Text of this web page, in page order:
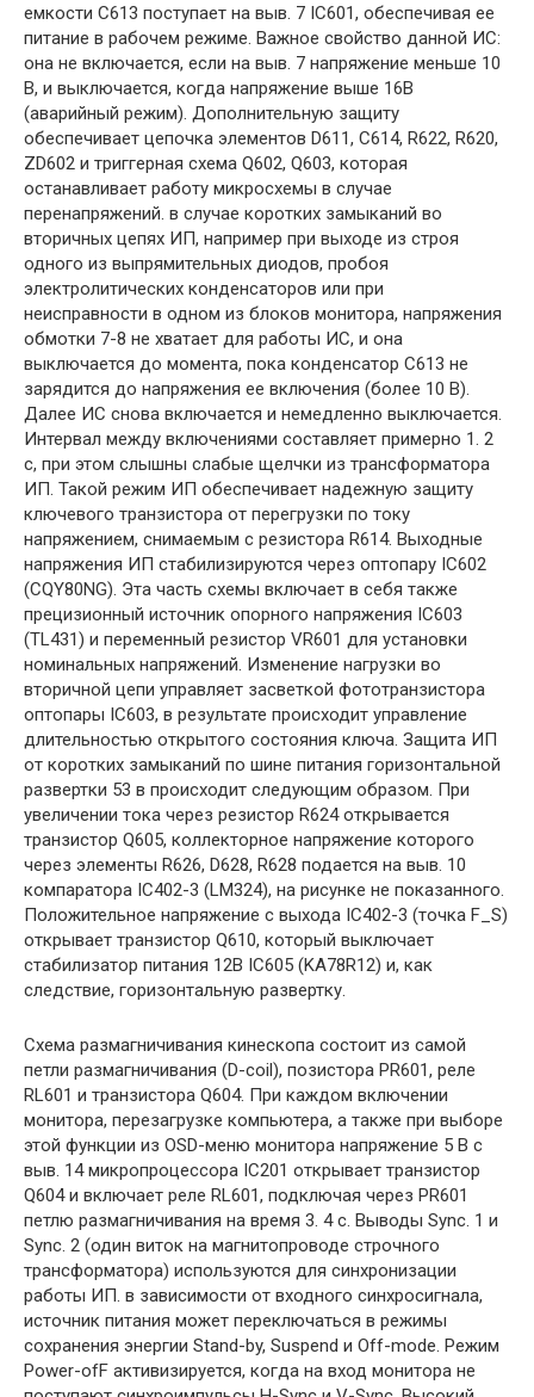
емкости С613 поступает на выв. 7 IC601, обеспечивая ее
питание в рабочем режиме. Важное свойство данной ИС:
она не включается, если на выв. 7 напряжение меньше 10
В, и выключается, когда напряжение выше 16В
(аварийный режим). Дополнительную защиту
обеспечивает цепочка элементов D611, С614, R622, R620,
ZD602 и триггерная схема Q602, Q603, которая
останавливает работу микросхемы в случае
перенапряжений. в случае коротких замыканий во
вторичных цепях ИП, например при выходе из строя
одного из выпрямительных диодов, пробоя
электролитических конденсаторов или при
неисправности в одном из блоков монитора, напряжения
обмотки 7-8 не хватает для работы ИС, и она
выключается до момента, пока конденсатор С613 не
зарядится до напряжения ее включения (более 10 В).
Далее ИС снова включается и немедленно выключается.
Интервал между включениями составляет примерно 1. 2
с, при этом слышны слабые щелчки из трансформатора
ИП. Такой режим ИП обеспечивает надежную защиту
ключевого транзистора от перегрузки по току
напряжением, снимаемым с резистора R614. Выходные
напряжения ИП стабилизируются через оптопару IC602
(CQY80NG). Эта часть схемы включает в себя также
прецизионный источник опорного напряжения IC603
(TL431) и переменный резистор VR601 для установки
номинальных напряжений. Изменение нагрузки во
вторичной цепи управляет засветкой фототранзистора
оптопары IC603, в результате происходит управление
длительностью открытого состояния ключа. Защита ИП
от коротких замыканий по шине питания горизонтальной
развертки 53 в происходит следующим образом. При
увеличении тока через резистор R624 открывается
транзистор Q605, коллекторное напряжение которого
через элементы R626, D628, R628 подается на выв. 10
компаратора IC402-3 (LM324), на рисунке не показанного.
Положительное напряжение с выхода IC402-3 (точка F_S)
открывает транзистор Q610, который выключает
стабилизатор питания 12В IC605 (KA78R12) и, как
следствие, горизонтальную развертку.
Схема размагничивания кинескопа состоит из самой
петли размагничивания (D-coil), позистора PR601, реле
RL601 и транзистора Q604. При каждом включении
монитора, перезагрузке компьютера, а также при выборе
этой функции из OSD-меню монитора напряжение 5 В с
выв. 14 микропроцессора IC201 открывает транзистор
Q604 и включает реле RL601, подключая через PR601
петлю размагничивания на время 3. 4 с. Выводы Sync. 1 и
Sync. 2 (один виток на магнитопроводе строчного
трансформатора) используются для синхронизации
работы ИП. в зависимости от входного синхросигнала,
источник питания может переключаться в режимы
сохранения энергии Stand-by, Suspend и Off-mode. Режим
Power-ofF активизируется, когда на вход монитора не